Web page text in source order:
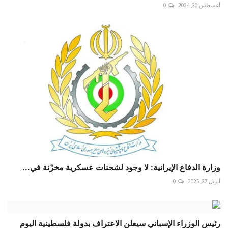
أغسطس 30, 2024 0
وزارة الدفاع الإيرانية: لا وجود لشحنات عسكرية مخزّنة في...
أبريل 27, 2025 0
رئيس الوزراء الإسباني سيعلن الاعتراف بدولة فلسطينية اليوم